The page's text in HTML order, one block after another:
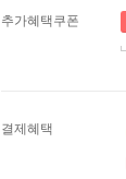
추가혜택쿠폰
결제혜택